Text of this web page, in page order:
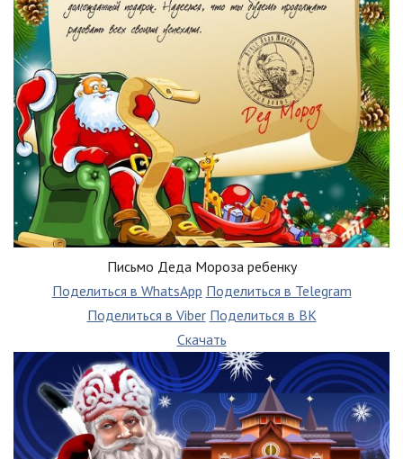
Письмо Деда Мороза ребенку
Поделиться в WhatsApp Поделиться в Telegram
Поделиться в Viber Поделиться в ВК
Скачать